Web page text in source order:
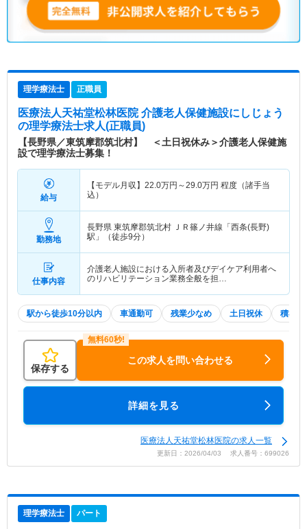
理学療法士 正職員
医療法人天祐堂松林医院 介護老人保健施設にしじょう
の理学療法士求人(正職員)
【長野県／東筑摩郡筑北村】 ＜土日祝休み＞介護老人保健施
設で理学療法士募集！
給与
【モデル月収】 22.0万円～29.0万円 程度（諸手当
込）
勤務地
長野県 東筑摩郡筑北村 ＪＲ篠ノ井線「西条(長野)
駅」（徒歩9分）
仕事内容
介護老人施設における入所者及びデイケア利用者へ
のリハビリテーション業務全般を担…
駅から徒歩10分以内 車通勤可 残業少なめ 土日祝休 積極採
保存する
この求人を問い合わせる
詳細を見る
医療法人天祐堂松林医院の求人一覧
更新日：2026/04/03 求人番号：699026
理学療法士 パート